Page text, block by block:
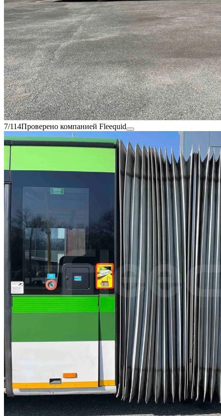
7/114Проверено компанией Fleequid